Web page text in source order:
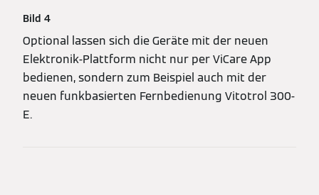
Bild 4
Optional lassen sich die Geräte mit der neuen
Elektronik-Plattform nicht nur per ViCare App
bedienen, sondern zum Beispiel auch mit der
neuen funkbasierten Fernbedienung Vitotrol 300-
E.